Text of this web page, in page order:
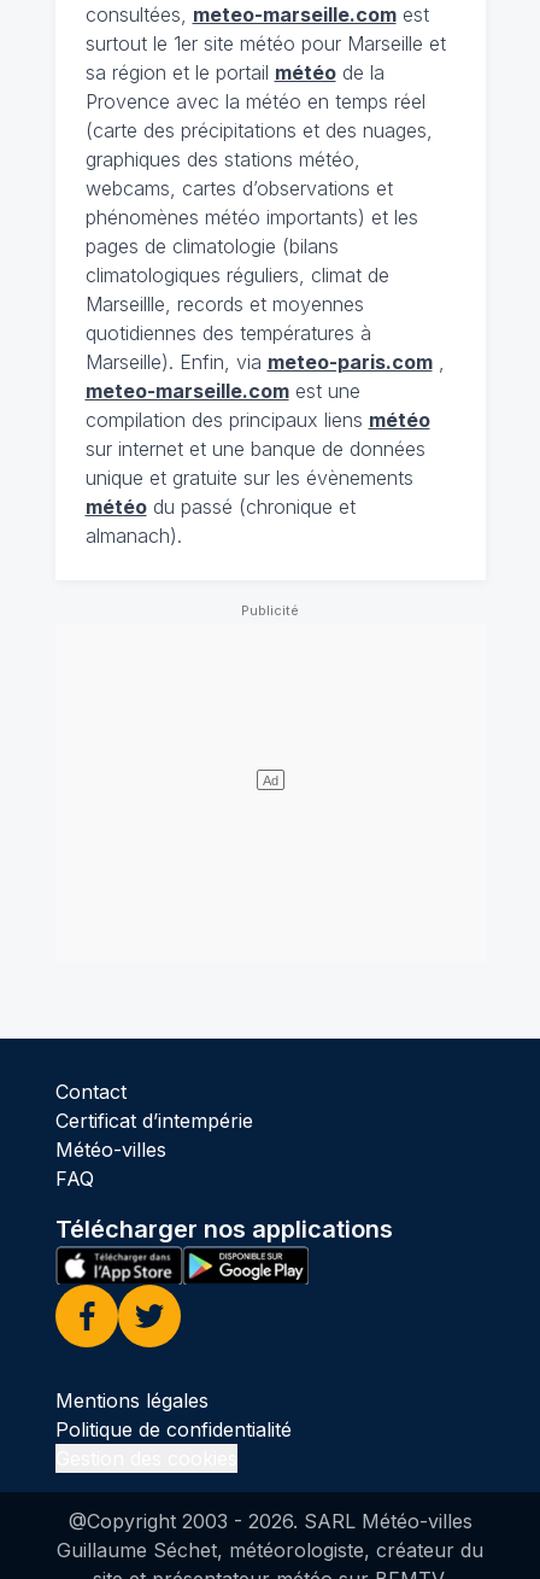
consultées, meteo-marseille.comest
surtout le 1er site météo pour Marseille et
sa région et le portail météode la
Provence avec la météo en temps réel
(carte des précipitations et des nuages,
graphiques des stations météo,
webcams, cartes d’observations et
phénomènes météo importants) et les
pages de climatologie (bilans
climatologiques réguliers, climat de
Marseillle, records et moyennes
quotidiennes des températures à
Marseille). Enfin, via meteo-paris.com,
meteo-marseille.comest une
compilation des principaux liens météo
sur internet et une banque de données
unique et gratuite sur les évènements
météodu passé (chronique et
almanach).
Contact
Certificat d’intempérie
Météo-villes
FAQ
Télécharger nos applications
Facebook
Twitter
Mentions légales
Politique de confidentialité
@Copyright 2003 - 2026. SARL Météo-villes
Guillaume Séchet, météorologiste, créateur du